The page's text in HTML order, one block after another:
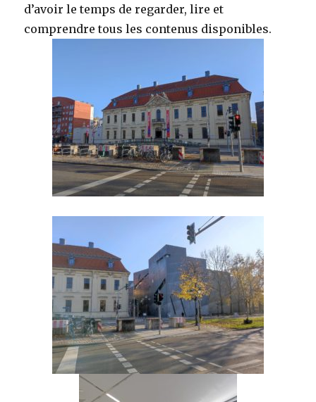
d’avoir le temps de regarder, lire et
comprendre tous les contenus disponibles.